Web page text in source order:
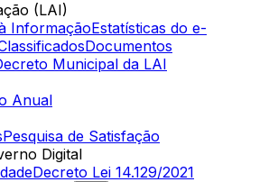
(LAI)
InformaçãoEstatísticas do e-
Documentos
Municipal da LAI
Anual
Pesquisa de Satisfação
Digital
Decreto Lei 14.129/2021